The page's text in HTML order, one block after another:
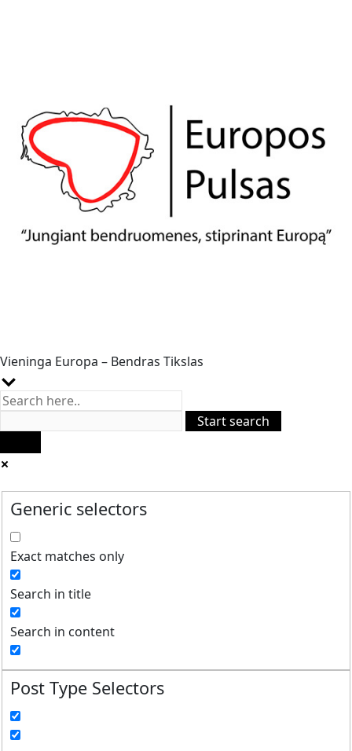
Vieninga Europa – Bendras Tikslas
Generic selectors
Exact matches only
Search in title
Search in content
Post Type Selectors